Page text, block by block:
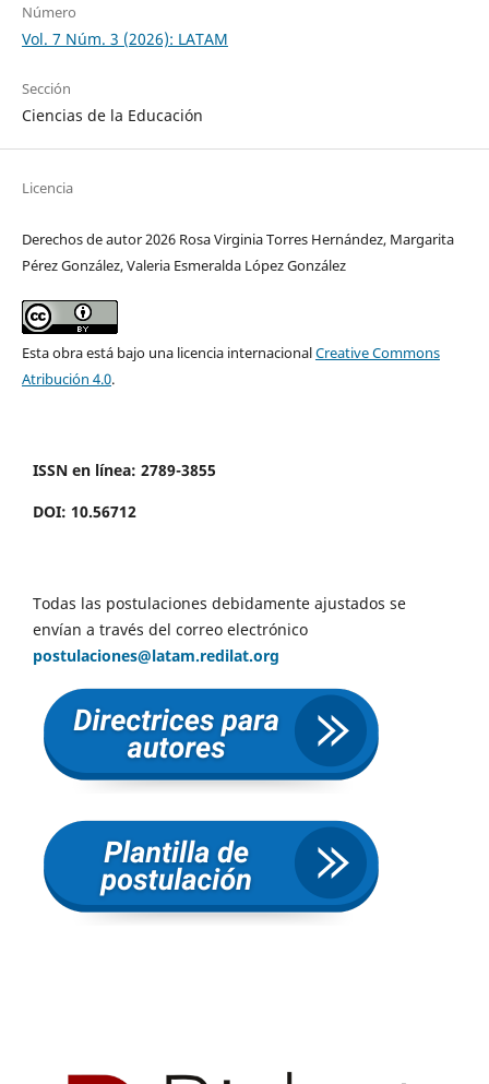
Número
Vol. 7 Núm. 3 (2026): LATAM
Sección
Ciencias de la Educación
Licencia
Derechos de autor 2026 Rosa Virginia Torres Hernández, Margarita
Pérez González, Valeria Esmeralda López González
Esta obra está bajo una licencia internacionalCreative Commons
Atribución 4.0.
ISSN en línea: 2789-3855
DOI: 10.56712
Todas las postulaciones debidamente ajustados se
envían a través del correo electrónico
postulaciones@latam.redilat.org